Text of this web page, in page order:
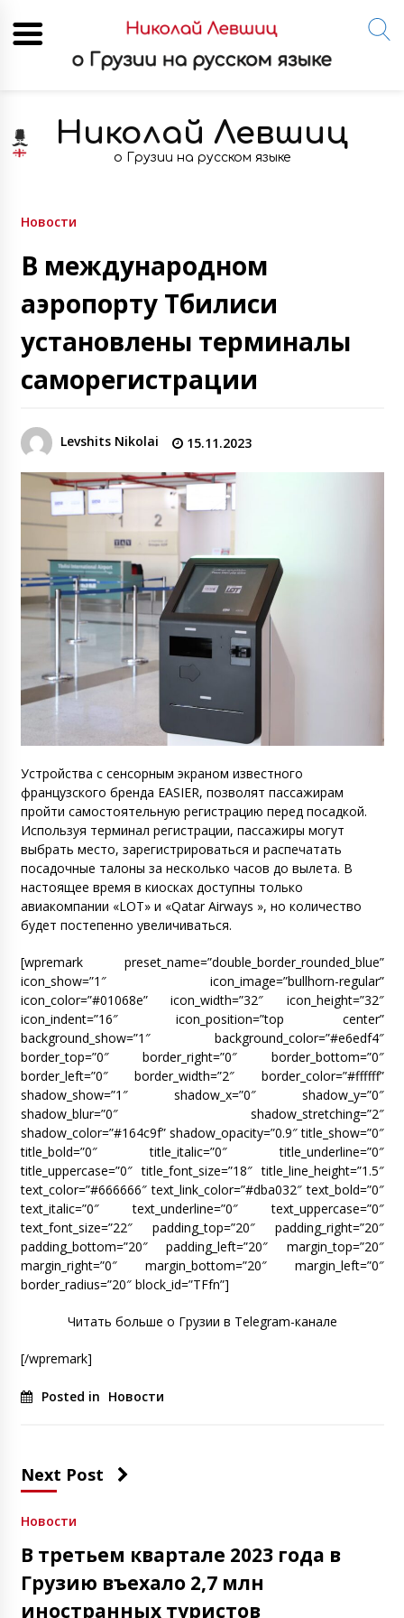
content
Николай Левшиц
о Грузии на русском языке
Новости
В международном
аэропорту Тбилиси
установлены терминалы
саморегистрации
Levshits Nikolai 15.11.2023
Устройства с сенсорным экраном известного
французского бренда EASIER, позволят пассажирам
пройти самостоятельную регистрацию перед посадкой.
Используя терминал регистрации, пассажиры могут
выбрать место, зарегистрироваться и распечатать
посадочные талоны за несколько часов до вылета. В
настоящее время в киосках доступны только
авиакомпании «LOT» и «Qatar Airways », но количество
будет постепенно увеличиваться.
[wpremark preset_name=”double_border_rounded_blue”
icon_show=”1″ icon_image=”bullhorn-regular”
icon_color=”#01068e” icon_width=”32″ icon_height=”32″
icon_indent=”16″ icon_position=”top center”
background_show=”1″ background_color=”#e6edf4″
border_top=”0″ border_right=”0″ border_bottom=”0″
border_left=”0″ border_width=”2″ border_color=”#ffffff”
shadow_show=”1″ shadow_x=”0″ shadow_y=”0″
shadow_blur=”0″ shadow_stretching=”2″
shadow_color=”#164c9f” shadow_opacity=”0.9″ title_show=”0″
title_bold=”0″ title_italic=”0″ title_underline=”0″
title_uppercase=”0″ title_font_size=”18″ title_line_height=”1.5″
text_color=”#666666″ text_link_color=”#dba032″ text_bold=”0″
text_italic=”0″ text_underline=”0″ text_uppercase=”0″
text_font_size=”22″ padding_top=”20″ padding_right=”20″
padding_bottom=”20″ padding_left=”20″ margin_top=”20″
margin_right=”0″ margin_bottom=”20″ margin_left=”0″
border_radius=”20″ block_id=”TFfn”]
Читать больше о Грузии в Telegram-канале
[/wpremark]
Posted in Новости
Next Post
Новости
В третьем квартале 2023 года в
Грузию въехало 2,7 млн
иностранных туристов